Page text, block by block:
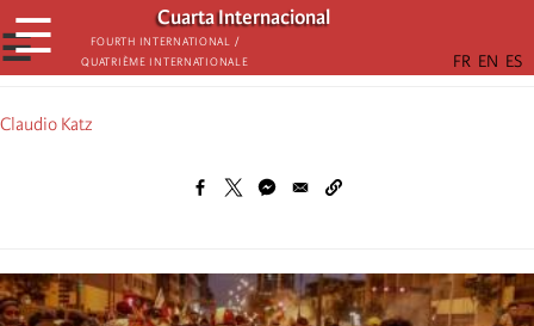
Skip
to
main
Cuarta Internacional
Fourth International /
Quatrième internationale
☰
☰
Claudio Katz